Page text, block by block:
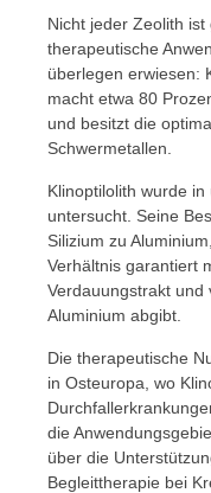
Nicht jeder Zeolith
therapeutische
überlegen erwiesen:
macht etwa 80
und besitzt die
Schwermetallen.
Klinoptilolith wurde
untersucht. Seine
Silizium zu
Verhältnis garantiert
Verdauungstrakt
Aluminium abgibt.
Die therapeutische
in Osteuropa, wo
die
über die
Begleittherapie bei